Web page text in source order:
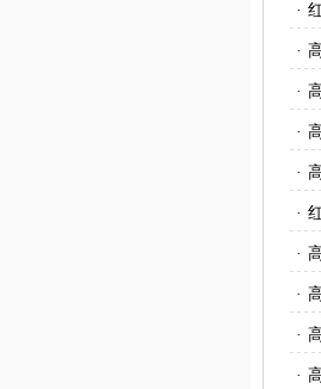
·
·
·
·
·
·
·
·
·
·